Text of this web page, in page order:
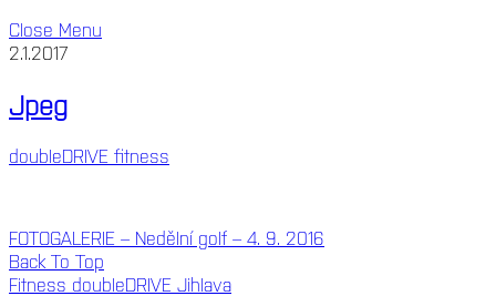
Close Menu
2.1.2017
Jpeg
doubleDRIVE fitness
FOTOGALERIE – Nedělní golf – 4. 9. 2016
Back To Top
Fitness doubleDRIVE Jihlava